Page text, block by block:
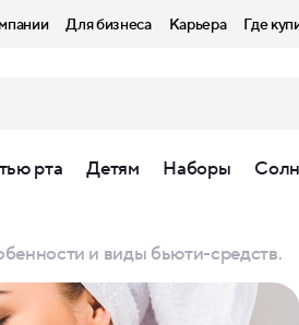
Для бизнеса Карьера Где
рта Детям Наборы
и виды бьюти-средств.